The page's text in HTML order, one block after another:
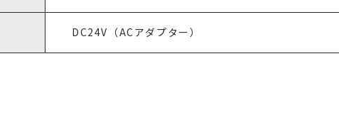
DC24V（ACアダプター）